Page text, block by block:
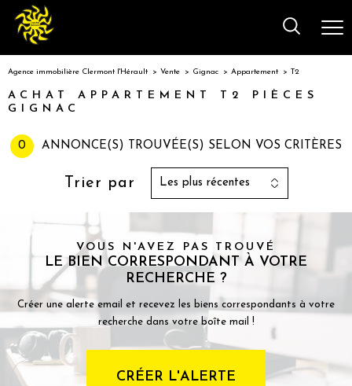
Agence immobilière Clermont l'Hérault Vente Gignac Appartement T2
ACHAT APPARTEMENT T2 PIÈCES
GIGNAC
0 ANNONCE(S) TROUVÉE(S) SELON VOS CRITÈRES
Trier par Les plus récentes
VOUS N'AVEZ PAS TROUVÉ
LE BIEN CORRESPONDANT À VOTRE
RECHERCHE ?
Créer une alerte email et recevez les biens correspondants à votre
recherche dans votre boîte mail !
CRÉER L'ALERTE